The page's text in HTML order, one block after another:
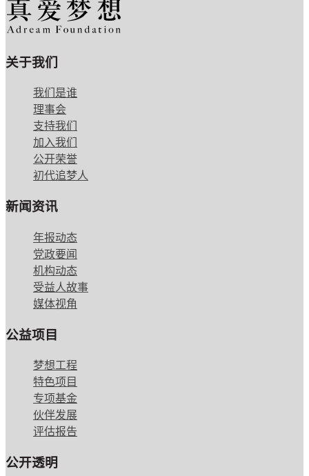
关于我们
我们是谁
理事会
支持我们
加入我们
公开荣誉
初代追梦人
新闻资讯
年报动态
党政要闻
机构动态
受益人故事
媒体视角
公益项目
梦想工程
特色项目
专项基金
伙伴发展
评估报告
公开透明